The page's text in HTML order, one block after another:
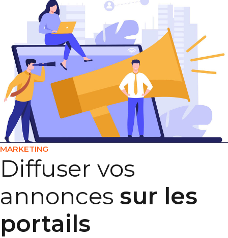
MARKETING
Diffuser vos
annonces sur les
portails